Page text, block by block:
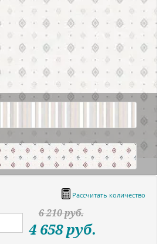
Рассчитать количество
6 210руб.
4 658руб.